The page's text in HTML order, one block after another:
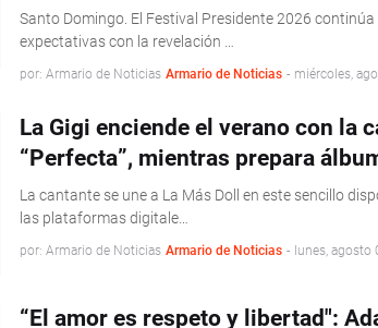
Santo Domingo. El Festival Presidente 2026
expectativas con la revelación …
por: Armario de Noticias Armario de Noticias - miércoles,
La Gigi enciende el verano con la
“Perfecta”, mientras prepara
La cantante se une a La Más Doll en este sencillo
las plataformas digitale…
por: Armario de Noticias Armario de Noticias - lunes, agosto
“El amor es respeto y libertad":